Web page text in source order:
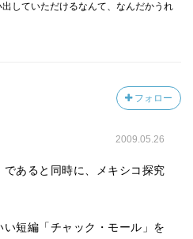
していただけるなんて、なんだかうれ
フォロー
2009.05.26
あると同時に、メキシコ探究
短編「チャック・モール」を